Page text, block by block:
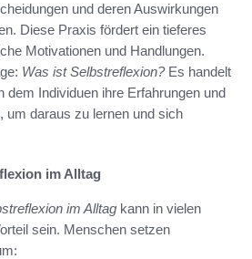
und deren Auswirkungen
Diese Praxis fördert ein tieferes
Motivationen und Handlungen.
Was ist Selbstreflexion?Es handelt
dem Individuen ihre Erfahrungen und
um daraus zu lernen und sich
im Alltag
im Alltag kann in vielen
sein. Menschen setzen